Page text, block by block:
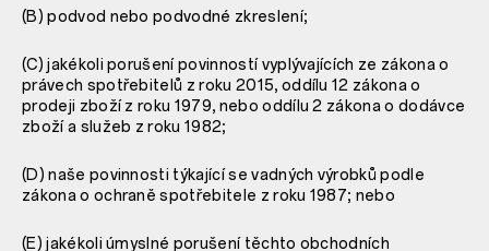
(B) podvod nebo podvodné zkreslení;
(C) jakékoli porušení povinností vyplývajících ze zákona o
právech spotřebitelů z roku 2015, oddílu 12 zákona o
prodeji zboží z roku 1979, nebo oddílu 2 zákona o dodávce
zboží a služeb z roku 1982;
(D) naše povinnosti týkající se vadných výrobků podle
zákona o ochraně spotřebitele z roku 1987; nebo
(E) jakékoli úmyslné porušení těchto obchodních